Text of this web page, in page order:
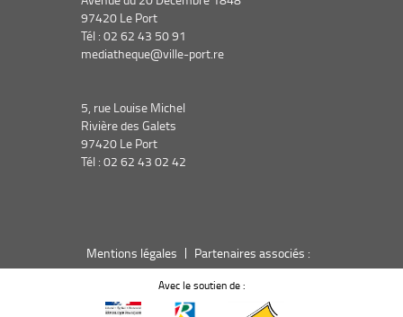
97420 Le Port
Tél : 02 62 43 50 91
mediatheque@ville-port.re
5, rue Louise Michel
Rivière des Galets
97420 Le Port
Tél : 02 62 43 02 42
Mentions légales Partenaires associés :
Avec le soutien de :